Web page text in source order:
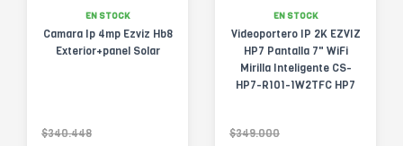
EN STOCK
Camara Ip 4mp Ezviz Hb8
Exterior+panel Solar
$340.448
EN STOCK
Videoportero IP 2K EZVIZ
HP7 Pantalla 7" WiFi
Mirilla Inteligente CS-
HP7-R101-1W2TFC HP7
$349.000